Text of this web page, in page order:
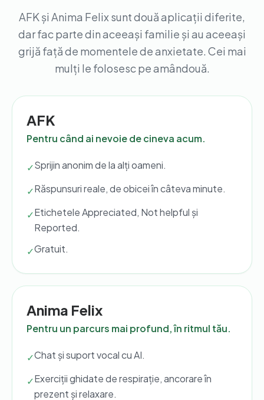
AFK și Anima Felix sunt două aplicații diferite,
dar fac parte din aceeași familie și au aceeași
grijă față de momentele de anxietate. Cei mai
mulți le folosesc pe amândouă.
AFK
Pentru când ai nevoie de cineva acum.
✓Sprijin anonim de la alți oameni.
✓Răspunsuri reale, de obicei în câteva minute.
✓Etichetele Appreciated, Not helpful și
Reported.
✓Gratuit.
Anima Felix
Pentru un parcurs mai profund, în ritmul tău.
✓Chat și suport vocal cu AI.
✓Exerciții ghidate de respirație, ancorare în
prezent și relaxare.